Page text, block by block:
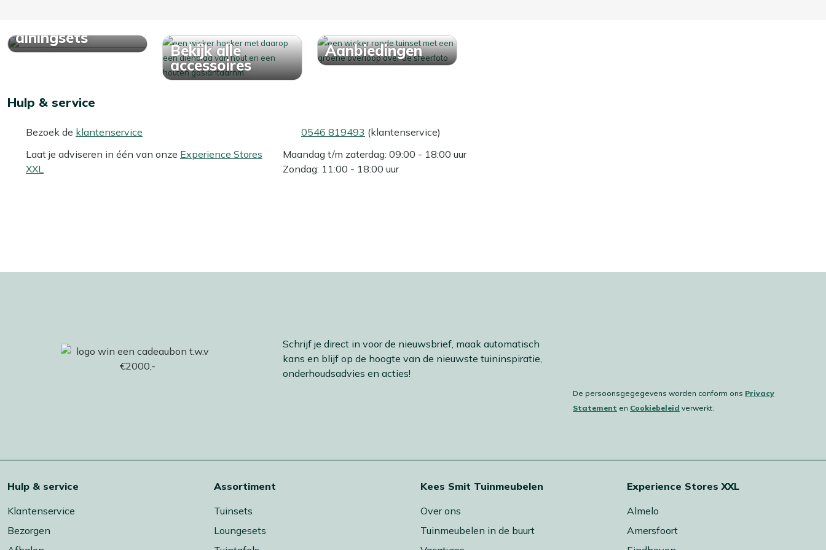
diningsets
Bekijk alle
accessoires
Aanbiedingen
Hulp & service
Bezoek de klantenservice
Laat je adviseren in één van onze Experience Stores
XXL
0546 819493 (klantenservice)
Maandag t/m zaterdag: 09:00 - 18:00 uur
Zondag: 11:00 - 18:00 uur
Schrijf je direct in voor de nieuwsbrief, maak automatisch
kans en blijf op de hoogte van de nieuwste tuininspiratie,
onderhoudsadvies en acties!
De persoonsgegegevens worden conform ons Privacy
Statement en Cookiebeleid verwerkt.
Hulp & service
Klantenservice
Bezorgen
Assortiment
Tuinsets
Loungesets
Kees Smit Tuinmeubelen
Over ons
Tuinmeubelen in de buurt
Experience Stores XXL
Almelo
Amersfoort